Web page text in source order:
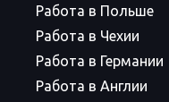
Работа в Польше
Работа в Чехии
Работа в Германии
Работа в Англии